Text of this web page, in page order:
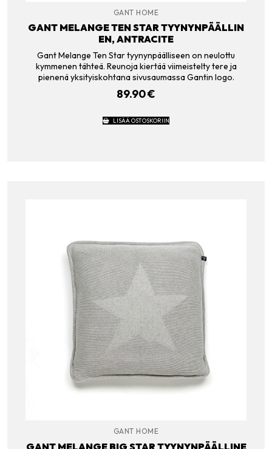
GANT HOME
GANT MELANGE TEN STAR TYYNYNPÄÄLLIN
EN, ANTRACITE
Gant Melange Ten Star tyynynpäälliseen on neulottu
kymmenen tähteä. Reunoja kiertää viimeistelty tere ja
pienenä yksityiskohtana sivusaumassa Gantin logo.
89.90€
LISÄÄ OSTOSKORIIN
GANT HOME
GANT MELANGE BIG STAR TYYNYNPÄÄLLINE